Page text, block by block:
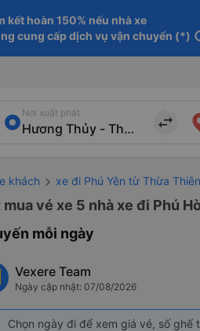
kết hoàn 150% nếu nhà xe
cung cấp dịch vụ vận chuyển (*)
Nơi xuất phát
import_export
khách xe đi Phú Yên từ Thừa
vé xe 5 nhà xe đi Phú
mỗi ngày
Vexere Team
Ngày cập nhật: 07/08/2026
Chọn ngày đi để xem giá vé, số